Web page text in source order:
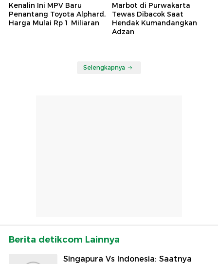
Kenalin Ini MPV Baru
Penantang Toyota Alphard,
Harga Mulai Rp 1 Miliaran
Marbot di Purwakarta
Tewas Dibacok Saat
Hendak Kumandangkan
Adzan
Selengkapnya
Berita detikcom Lainnya
Singapura Vs Indonesia: Saatnya